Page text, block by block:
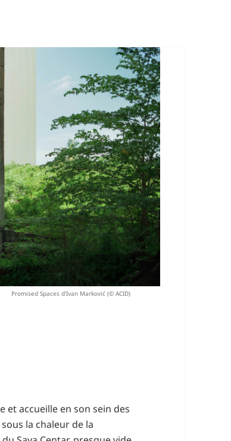
Promised Spaces d’Ivan Marković (© ACID)
et accueille en son sein des
la chaleur de la